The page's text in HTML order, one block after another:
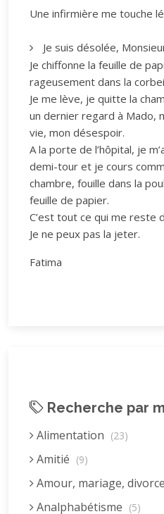
Une infirmière me touche
Je suis désolée,
Je chiffonne la feuille de
rageusement dans la
Je me lève, je quitte la
un dernier regard à Mado,
vie, mon désespoir.
A la porte de l’hôpital, je
demi-tour et je cours
chambre, fouille dans la
feuille de papier.
C’est tout ce qui me reste
Je ne peux pas la jeter.
Fatima
Recherche par
Alimentation (23)
Amitié (9)
Amour, mariage, divorce
Analphabétisme (5)